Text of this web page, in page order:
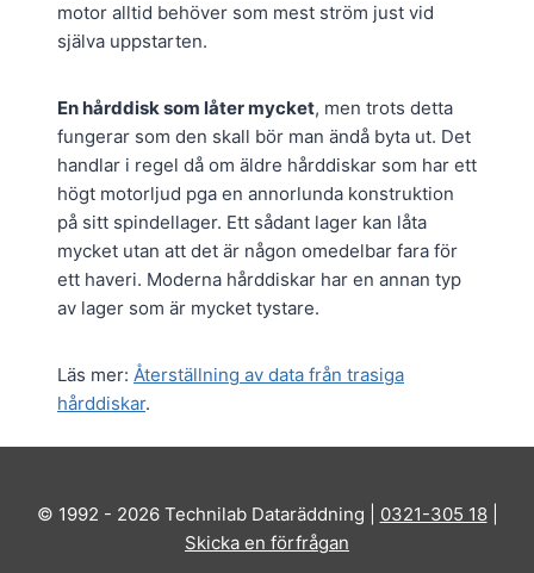
motor alltid behöver som mest ström just vid
själva uppstarten.
En hårddisk som låter mycket, men trots detta
fungerar som den skall bör man ändå byta ut. Det
handlar i regel då om äldre hårddiskar som har ett
högt motorljud pga en annorlunda konstruktion
på sitt spindellager. Ett sådant lager kan låta
mycket utan att det är någon omedelbar fara för
ett haveri. Moderna hårddiskar har en annan typ
av lager som är mycket tystare.
Läs mer: Återställning av data från trasiga
hårddiskar.
© 1992 - 2026 Technilab Dataräddning | 0321-305 18|
Skicka en förfrågan